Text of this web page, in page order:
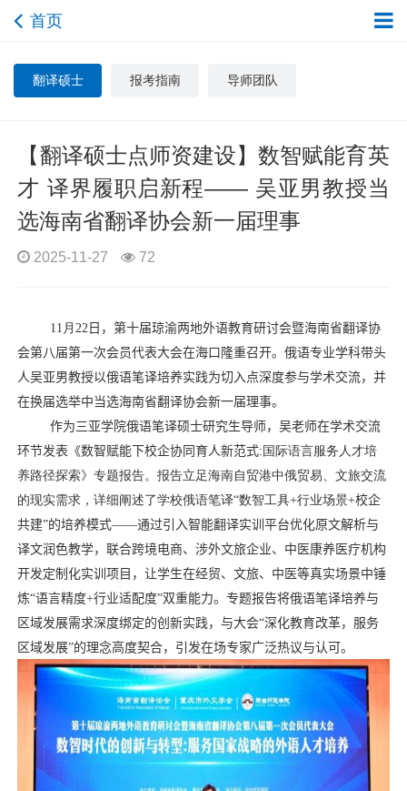
首页
翻译硕士 报考指南 导师团队
【翻译硕士点师资建设】数智赋能育英
才 译界履职启新程—— 吴亚男教授当
选海南省翻译协会新一届理事
2025-11-27 72
11 月22 日，第十届琼渝两地外语教育研讨会暨海南省翻译协
会第八届第一次会员代表大会在海口隆重召开。俄语专业学科带头
人吴亚男教授以俄语笔译培养实践为切入点深度参与学术交流，并
在换届选举中当选海南省翻译协会新一届理事。
作为三亚学院俄语笔译硕士研究生导师 ，吴老师在学术交流
环节发表《数智赋能下校企协同育人新范式: 国际语言服务人才培
养路径探索》专题报告。报告立足海南自贸港中俄贸易、文旅交流
的现实需求，详细阐述了学校俄语笔译“数智工具+行业场景+校企
共建”的培养模式——通过引入智能翻译实训平台优化原文解析与
译文润色教学，联合跨境电商、涉外文旅企业、 中医康养医疗机构
开发定制化实训项目，让学生在经贸、文旅、 中医等真实场景中锤
炼“语言精度+行业适配度”双重能力。专题报告将俄语笔译培养与
区域发展需求深度绑定的创新实践，与大会“深化教育改革，服务
区域发展”的理念高度契合，引发在场专家广泛热议与认可。